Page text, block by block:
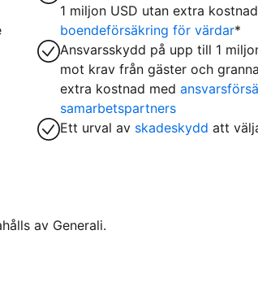
1 miljon USD utan extra
boendeförsäkring för värdar*
Ansvarsskydd på upp till 1
mot krav från gäster och
extra kostnad med
samarbetspartners
Ett urval av skadeskydd att
av Generali.